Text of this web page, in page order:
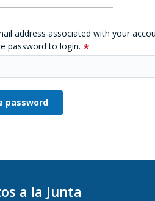
address associated with your
password to login.
a la Junta